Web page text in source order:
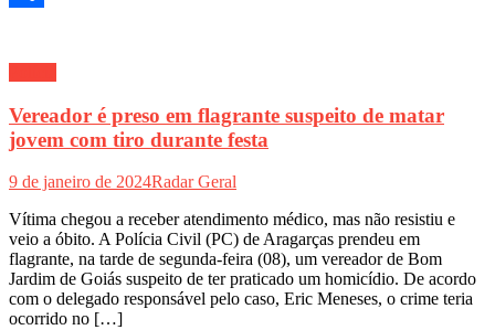
Vereador é preso em flagrante suspeito de matar
jovem com tiro durante festa
9 de janeiro de 2024Radar Geral
Vítima chegou a receber atendimento médico, mas não resistiu e
veio a óbito. A Polícia Civil (PC) de Aragarças prendeu em
flagrante, na tarde de segunda-feira (08), um vereador de Bom
Jardim de Goiás suspeito de ter praticado um homicídio. De acordo
com o delegado responsável pelo caso, Eric Meneses, o crime teria
ocorrido no […]